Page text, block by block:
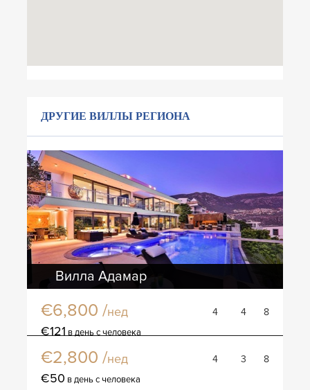
ДРУГИЕ ВИЛЛЫ РЕГИОНА
Вилла Адамар
€6,800 /нед 4 4 8
€121 в день с человека
Вилла Астон
€2,800 /нед 4 3 8
€50 в день с человека